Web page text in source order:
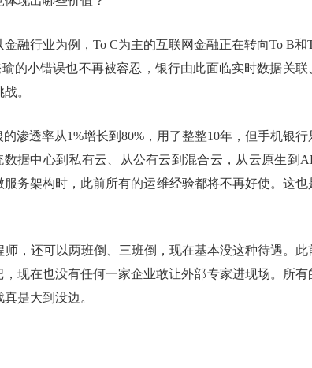
融行业为例，To C为主的互联网金融正在转向To B和
的小错误也不再被容忍，银行由此面临实时数据关联
。
渗透率从1%增长到80%，用了整整10年，但手机银行
据中心到私有云、从公有云到混合云，从云原生到
务架构时，此前所有的运维经验都将不再好使。这也
，还可以两班倒、三班倒，现在基本没这种待遇。此
现在也没有任何一家企业敢让外部专家进现场。所有
是大到没边。